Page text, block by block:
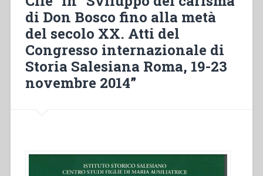
place
in
history””
di Don Bosco fino alla metà
del secolo XX. Atti del
Congresso internazionale di
Storia Salesiana Roma, 19-23
novembre 2014”